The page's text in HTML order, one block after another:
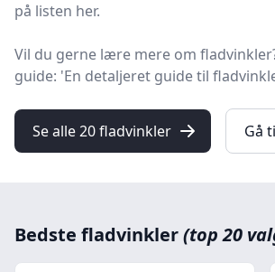
på listen her.
Vil du gerne lære mere om
guide: 'En detaljeret guide til
Se alle 20 fladvinkler Gå
Bedste fladvinkler(top 20